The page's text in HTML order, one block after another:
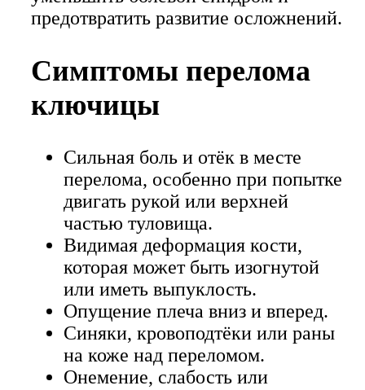
предотвратить развитие осложнений.
Симптомы перелома
ключицы
Сильная боль и отёк в месте
перелома, особенно при попытке
двигать рукой или верхней
частью туловища.
Видимая деформация кости,
которая может быть изогнутой
или иметь выпуклость.
Опущение плеча вниз и вперед.
Синяки, кровоподтёки или раны
на коже над переломом.
Онемение, слабость или